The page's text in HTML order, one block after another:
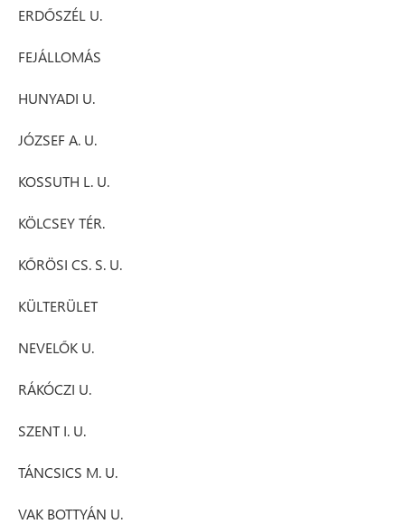
ERDŐSZÉL U.
FEJÁLLOMÁS
HUNYADI U.
JÓZSEF A. U.
KOSSUTH L. U.
KÖLCSEY TÉR.
KŐRÖSI CS. S. U.
KÜLTERÜLET
NEVELŐK U.
RÁKÓCZI U.
SZENT I. U.
TÁNCSICS M. U.
VAK BOTTYÁN U.